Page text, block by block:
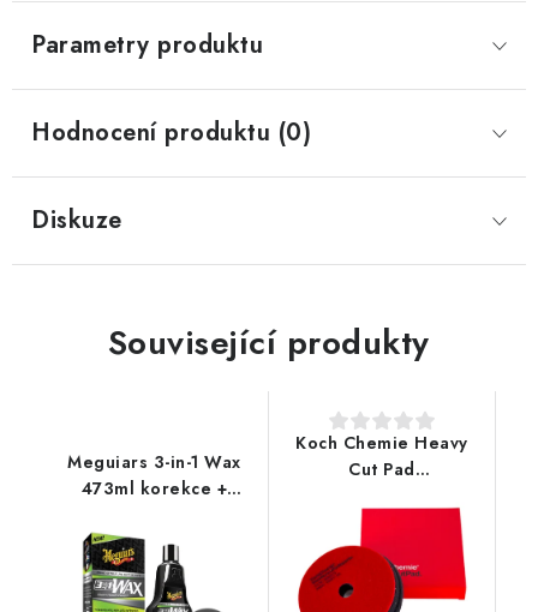
Parametry produktu
Hodnocení produktu (0)
Diskuze
Související produkty
Meguiars 3-in-1 Wax
473ml korekce +
jediném kroku
Koch Chemie Heavy
Cut Pad
kotouč